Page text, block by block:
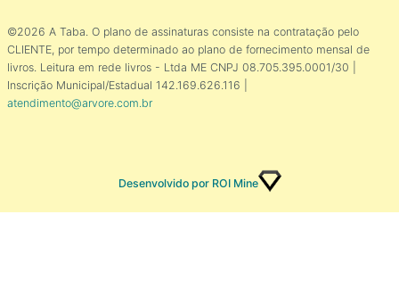
©2026 A Taba. O plano de assinaturas consiste na contratação pelo
CLIENTE, por tempo determinado ao plano de fornecimento mensal de
livros. Leitura em rede livros - Ltda ME CNPJ 08.705.395.0001/30 |
Inscrição Municipal/Estadual 142.169.626.116 |
atendimento@arvore.com.br
Desenvolvido por ROI Mine